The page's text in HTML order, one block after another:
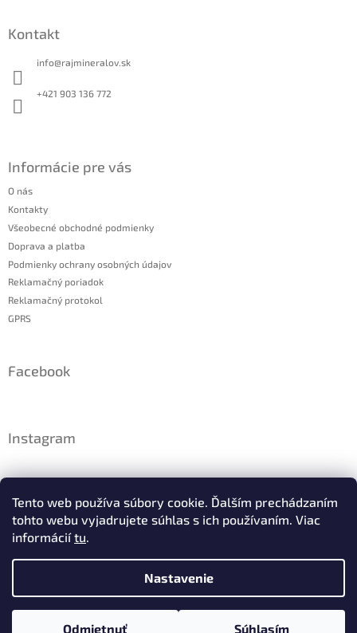
Tento web používa súbory cookie. Ďalším prechádzaním
tohto webu vyjadrujete súhlas s ich používaním. Viac
informáciítu.
Nastavenie
Odmietnuť Súhlasím
Kontakt
info@rajmineralov.sk
+421 903 136 772
Informácie pre vás
O nás
Kontakty
Všeobecné obchodné podmienky
Doprava a platba
Podmienky ochrany osobných údajov
Reklamačný poriadok
Reklamačný protokol
GPRS
Facebook
Instagram
Sledovať na Instagrame